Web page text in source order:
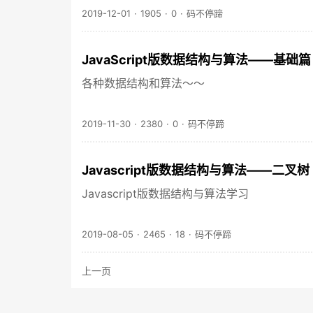
2019-12-01 · 1905 · 0 · 码不停蹄
JavaScript版数据结构与算法——基础篇
各种数据结构和算法～～
2019-11-30 · 2380 · 0 · 码不停蹄
Javascript版数据结构与算法——二叉树
Javascript版数据结构与算法学习
2019-08-05 · 2465 · 18 · 码不停蹄
上一页